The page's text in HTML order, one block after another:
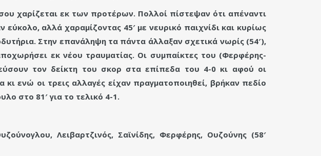
χαρίζεται εκ των προτέρων. Πολλοί πίστεψαν ότι απέναντι
αλλά χαραμίζοντας 45′ με νευρικό παιχνίδι και κυρίως
Στην επανάληψη τα πάντα άλλαξαν σχετικά νωρίς (54′),
εκ νέου τραυματίας. Οι συμπαίκτες του (Φερφέρης-
τον δείκτη του σκορ στα επίπεδα του 4-0 κι αφού οι
ενώ οι τρεις αλλαγές είχαν πραγματοποιηθεί, βρήκαν πεδίο
στο 81′ για το τελικό 4-1.
Λειβαρτζινός, Σαϊνίδης, Φερφέρης, Ουζούνης (58′